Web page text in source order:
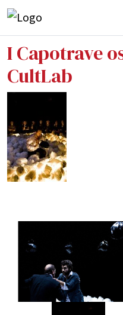
I Capotrave
CultLab